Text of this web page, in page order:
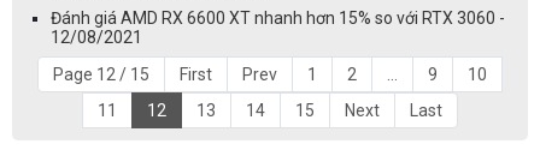
Đánh giá AMD RX 6600 XT nhanh hơn 15% so với RTX 3060 -
12/08/2021
Page 12 / 15
First Prev 1 2 9
10
11
12 13 14 15 Next Last